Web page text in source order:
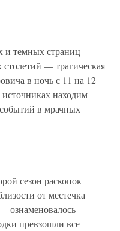
темных страниц
столетий — трагическая
в ночь с 11 на 12
находим
в мрачных
сезон раскопок
от местечка
ознаменовалось
превзошли все